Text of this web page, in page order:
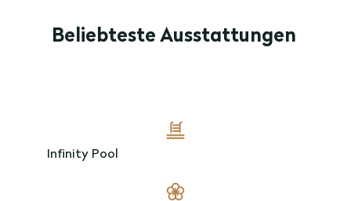
Beliebteste Ausstattungen
Infinity Pool